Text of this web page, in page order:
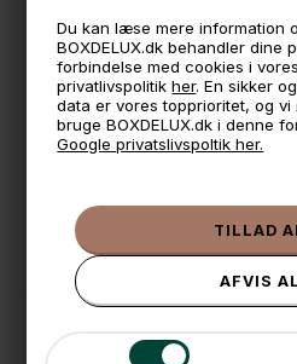
Du kan læse mere information
BOXDELUX.dk behandler dine
forbindelse med cookies i
privatlivspolitikher. En sikker
data er vores topprioritet, og vi
bruge BOXDELUX.dk i denne
Google privatslivspoltik her.
🧺 Kan du lægge varen i kurven,
🌟 4,9 med over 1200
📦 Fragtfri v. køb over 999,- ellers
📱 Kundeservice 50446800 (9-12)
Kundeservice
ANDRE